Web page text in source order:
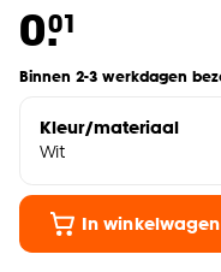
0.01
Binnen 2-3 werkdagen
Kleur/materiaal
Wit
In winkelwagen